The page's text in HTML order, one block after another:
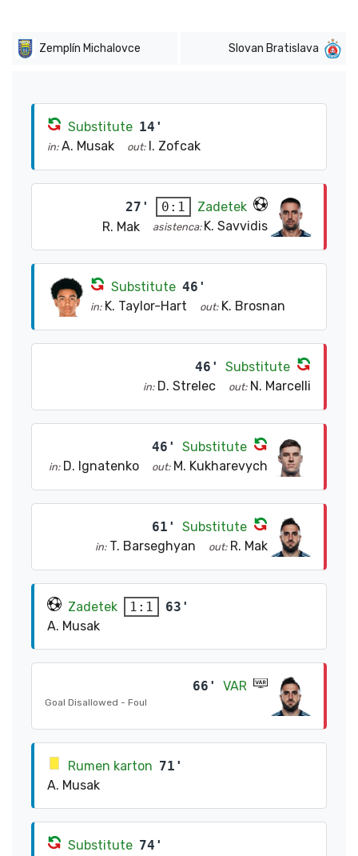
Zemplín Michalovce Slovan Bratislava
Substitute 14'
in: A. Musak out: I. Zofcak
27' 0:1
Zadetek
R. Mak
asistenca: K. Savvidis
Substitute 46'
in: K. Taylor-Hart out: K. Brosnan
46' Substitute
in: D. Strelec out: N. Marcelli
46' Substitute
in: D. Ignatenko out: M. Kukharevych
61' Substitute
in: T. Barseghyan out: R. Mak
Zadetek 1:1
63'
A. Musak
66' VAR
Goal Disallowed - Foul
Rumen karton 71'
A. Musak
Substitute 74'